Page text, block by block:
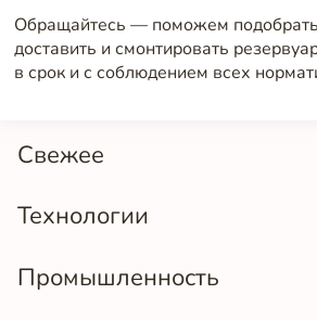
Свежее
Технологии
Промышленность
Обращайтесь — поможем
доставить и смонтировать
в срок и с соблюдением всех